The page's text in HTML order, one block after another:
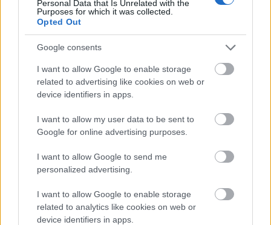
Personal Data that Is Unrelated with the
Purposes for which it was collected.
Opted Out
Google consents
I want to allow Google to enable storage
related to advertising like cookies on web or
device identifiers in apps.
I want to allow my user data to be sent to
Google for online advertising purposes.
I want to allow Google to send me
personalized advertising.
I want to allow Google to enable storage
related to analytics like cookies on web or
device identifiers in apps.
Mundruczónak akár szemére is hányható,
hogy túl súlyosak a képei, ugyanakkor képes
a Duna partjára olyan állandó szexuális
feszültséget varázsolni, akár pozitívat
elkezdik átélni vérfertőző szerelmüket), akár
negatívat (amikor egy bugris emberekből álló
közösségben a nemi erőszak lesz a vágy
egyetlen lehetséges kifejezése), és a nagyon
kék égből is tud nyugtalanságot fakasztani -
Film Cannes